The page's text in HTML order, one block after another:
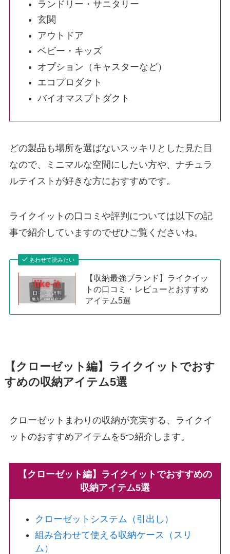
ランドリー・サニタリー
玄関
アウトドア
ベビー・キッズ
オプション（キャスターなど）
エコプロダクト
バイオマスプトダクト
どの製品も場所を選ばないスッキリとした見た目
なので、ミニマルな空間にしたい方や、ナチュラ
ルテイストが好きな方におすすめです。
ライクイットの口コミや評判については以下の記
事で紹介していますのでぜひご覧くださいね。
あわせて読みたい
【収納最強ブランド】ライクイッ
トの口コミ・レビューとおすすめ
アイテム5選
【クローゼット編】ライクイットでおす
すめの収納アイテム5選
クローゼットまわりの収納が充実する、ライクイ
ットのおすすめアイテムを5つ紹介します。
【クローゼット編】ライクイットでおすすめの
収納アイテム5選
クローゼットシステム（引出し）
組み合わせて使える収納ケース（スリ
ム）